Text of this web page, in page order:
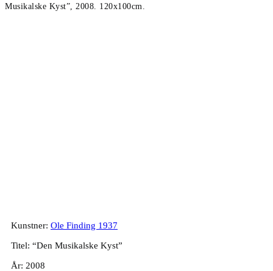
Musikalske Kyst”, 2008. 120x100cm.
Kunstner: Ole Finding 1937
Titel: “Den Musikalske Kyst”
År: 2008